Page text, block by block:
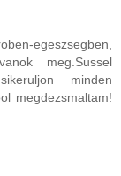
egeszsegben,
meg.Sussel
minden
megdezsmaltam!